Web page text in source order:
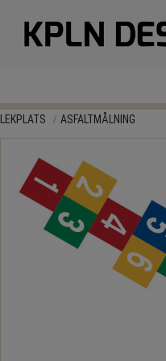
LEKPLATS ASFALTMÅLNING